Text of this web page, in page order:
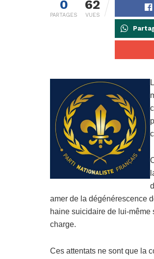
0
PARTAGES
62
VUES
amer de la dégénérescence
haine suicidaire de lui-même
charge.
Ces attentats ne sont que la